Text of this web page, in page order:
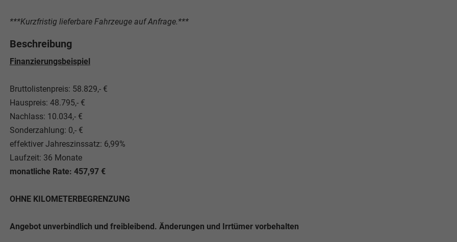
***Kurzfristig lieferbare Fahrzeuge auf Anfrage.***
Beschreibung
Finanzierungsbeispiel
Bruttolistenpreis: 58.829,- €
Hauspreis: 48.795,- €
Nachlass: 10.034,- €
Sonderzahlung: 0,- €
effektiver Jahreszinssatz: 6,99%
Laufzeit: 36 Monate
monatliche Rate: 457,97 €
OHNE KILOMETERBEGRENZUNG
Angebot unverbindlich und freibleibend. Änderungen und Irrtümer vorbehalten